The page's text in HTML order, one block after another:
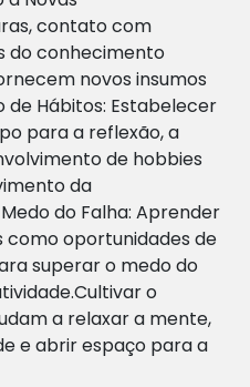
contato com
do conhecimento
novos insumos
de Hábitos: Estabelecer
para a reflexão, a
de hobbies
da
do Falha: Aprender
oportunidades de
superar o medo do
o
a relaxar a mente,
e abrir espaço para a